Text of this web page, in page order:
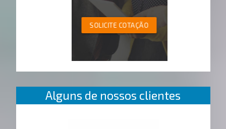
SOLICITE COTAÇÃO
Alguns de nossos clientes